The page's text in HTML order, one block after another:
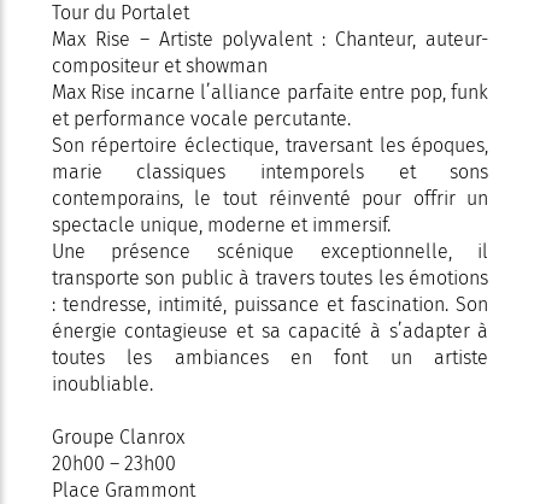
Tour du Portalet
Max Rise – Artiste polyvalent : Chanteur, auteur-
compositeur et showman
Max Rise incarne l’alliance parfaite entre pop, funk
et performance vocale percutante.
Son répertoire éclectique, traversant les époques,
marie classiques intemporels et sons
contemporains, le tout réinventé pour offrir un
spectacle unique, moderne et immersif.
Une présence scénique exceptionnelle, il
transporte son public à travers toutes les émotions
: tendresse, intimité, puissance et fascination. Son
énergie contagieuse et sa capacité à s’adapter à
toutes les ambiances en font un artiste
inoubliable.
Groupe Clanrox
20h00 – 23h00
Place Grammont